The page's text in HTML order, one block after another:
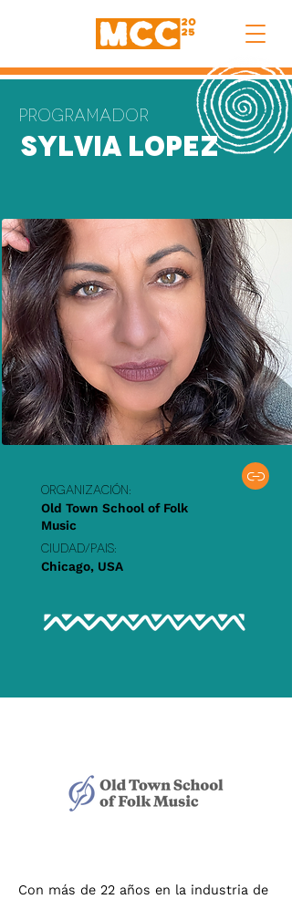
Programador
Sylvia Lopez
Organización:
Old Town School of Folk
Music
Ciudad/PAIS:
Chicago, USA
Con más de 22 años en la industria de